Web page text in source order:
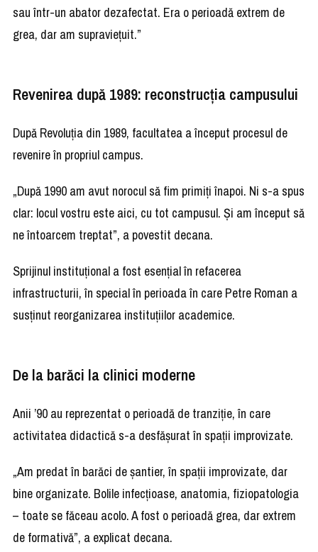
sau într-un abator dezafectat. Era o perioadă extrem de
grea, dar am supraviețuit.”
Revenirea după 1989: reconstrucția campusului
După Revoluția din 1989, facultatea a început procesul de
revenire în propriul campus.
„După 1990 am avut norocul să fim primiți înapoi. Ni s-a spus
clar: locul vostru este aici, cu tot campusul. Și am început să
ne întoarcem treptat”, a povestit decana.
Sprijinul instituțional a fost esențial în refacerea
infrastructurii, în special în perioada în care Petre Roman a
susținut reorganizarea instituțiilor academice.
De la barăci la clinici moderne
Anii ’90 au reprezentat o perioadă de tranziție, în care
activitatea didactică s-a desfășurat în spații improvizate.
„Am predat în barăci de șantier, în spații improvizate, dar
bine organizate. Bolile infecțioase, anatomia, fiziopatologia
– toate se făceau acolo. A fost o perioadă grea, dar extrem
de formativă”, a explicat decana.